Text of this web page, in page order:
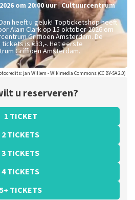
om 20:00uur|Cultuurcentrum
heeft u geluk! Topticketshop heeft
Alain Clark op 15 oktober 2026 om
Griffioen Amsterdam. De
tickets is€33,-. Het eerste
Griffioen Amsterdam.
jan Willem - Wikimedia Commons (CC BY-SA 2.0)
u reserveren?
1 TICKET
2 TICKETS
3 TICKETS
4 TICKETS
5+ TICKETS